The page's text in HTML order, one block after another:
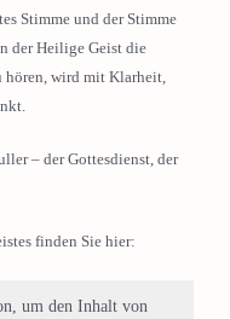
Stimme und der Stimme
der Heilige Geist die
hören, wird mit Klarheit,
– der Gottesdienst, der
finden Sie hier:
um den Inhalt von